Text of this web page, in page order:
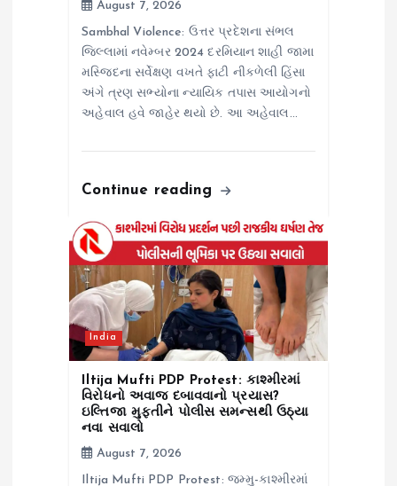
August 7, 2026
Sambhal Violence: ઉત્તર પ્રદેશના સંભલ
જિલ્લામાં નવેમ્બર 2024 દરમિયાન શાહી જામા
મસ્જિદના સર્વેક્ષણ વખતે ફાટી નીકળેલી હિંસા
અંગે ત્રણ સભ્યોના ન્યાયિક તપાસ આયોગનો
અહેવાલ હવે જાહેર થયો છે. આ અહેવાલ…
Continue reading
India
Iltija Mufti PDP Protest: કાશ્મીરમાં
વિરોધનો અવાજ દબાવવાનો પ્રયાસ?
ઇલ્તિજા મુફ્તીને પોલીસ સમન્સથી ઉઠ્યા
નવા સવાલો
August 7, 2026
Iltija Mufti PDP Protest: જમ્મુ-કાશ્મીરમાં